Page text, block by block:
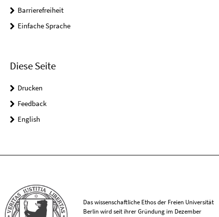
Barrierefreiheit
Einfache Sprache
Diese Seite
Drucken
Feedback
English
Das wissenschaftliche Ethos der Freien Universität
Berlin wird seit ihrer Gründung im Dezember